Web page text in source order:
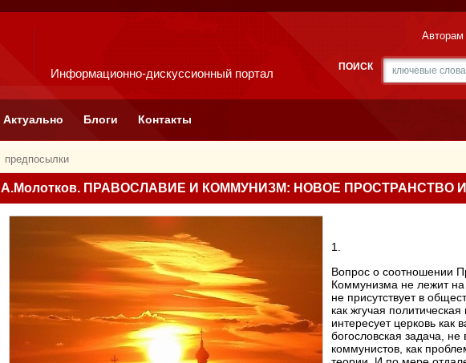
Информационно-дискуссионный портал
Авторам
ПОИСК
Актуально Блоги Контакты
предпосылки
А.Молотков. ПРАВОСЛАВИЕ И КОММУНИЗМ: НОВОЕ ПРОСТРАНСТВО
1.
Вопрос о соотношении
Коммунизма не лежит
не присутствует в
как жгучая
интересует церковь как
богословская задача, не
коммунистов, как